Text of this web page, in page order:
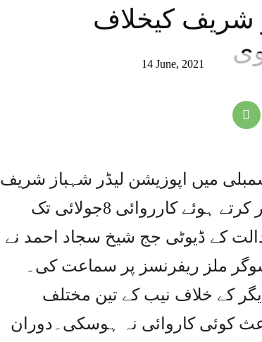
شریف کیخلاف
14 June, 2021
میں اپوزیشن لیڈر شہباز شریف
کی حاضری معافی کی درخواست منظور کرتے ہوئے کارروائی 8جولائی تک
احتساب عدالت کے ڈیوٹی جج شیخ سجاد احمد نے
ملز ریفرنسز پر سماعت کی۔
کے خلاف نیب کے تین مختلف
کوئی کاروائی نہ ہوسکی۔دوران